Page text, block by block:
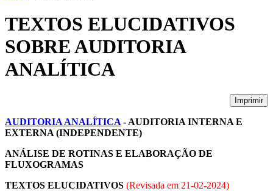
TEXTOS ELUCIDATIVOS
SOBRE AUDITORIA
ANALÍTICA
Imprimir
AUDITORIA ANALÍTICA - AUDITORIA INTERNA E
EXTERNA (INDEPENDENTE)
ANÁLISE DE ROTINAS E ELABORAÇÃO DE
FLUXOGRAMAS
TEXTOS ELUCIDATIVOS (Revisada em 21-02-2024)